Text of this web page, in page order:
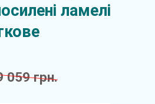
ламелі
059 грн.